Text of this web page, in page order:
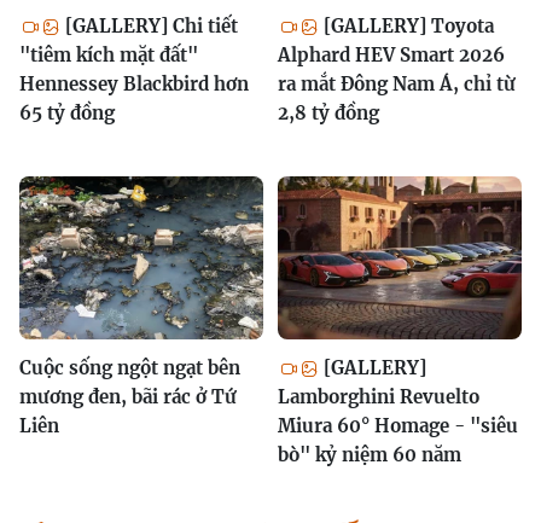
[GALLERY] Chi tiết
"tiêm kích mặt đất"
Hennessey Blackbird hơn
65 tỷ đồng
[GALLERY] Toyota
Alphard HEV Smart 2026
ra mắt Đông Nam Á, chỉ từ
2,8 tỷ đồng
Cuộc sống ngột ngạt bên
mương đen, bãi rác ở Tứ
Liên
[GALLERY]
Lamborghini Revuelto
Miura 60° Homage - "siêu
bò" kỷ niệm 60 năm